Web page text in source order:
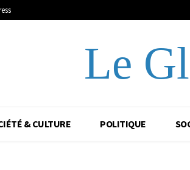
Le
& CULTURE POLITIQUE